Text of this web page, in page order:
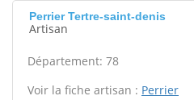
Perrier Tertre-saint-denis
Artisan
Département: 78
Voir la fiche artisan : Perrier